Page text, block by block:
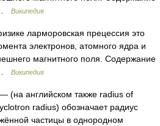
Википедия
ларморовская прецессия это
электронов, атомного ядра и
магнитного поля. Содержание
Википедия
— (на английском также radius of
radius) обозначает радиус
частицы в однородном